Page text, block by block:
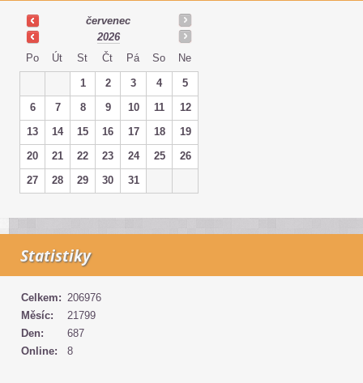
červenec
2026
Po
Út St Čt Pá So Ne
1 2 3 4
5
6
7 8 9 10 11
12
13
14 15 16 17 18
19
20
21 22 23 24 25
26
27
28 29 30 31
Statistiky
Online: 8
Celkem: 206976
Měsíc:
21799
Den:
687